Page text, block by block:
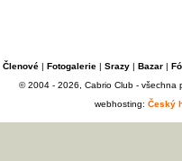
Členové| Fotogalerie| Srazy| Bazar|
© 2004 - 2026, Cabrio Club - všechna
webhosting: Český